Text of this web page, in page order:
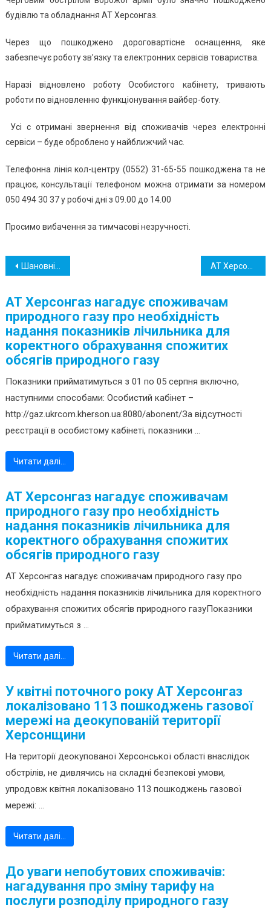
будівлю та обладнання АТ Херсонгаз.
Через що пошкоджено дороговартісне оснащення, яке
забезпечує роботу зв’язку та електронних сервісів товариства.
Наразі відновлено роботу Особистого кабінету, тривають
роботи по відновленню функціонування вайбер-боту.
Усі с отримані звернення від споживачів через електронні
сервіси – буде оброблено у найближчий час.
Телефонна лінія кол-центру (0552) 31-65-55 пошкоджена та не
працює, консультації телефоном можна отримати за номером
050 494 30 37 у робочі дні з 09.00 до 14.00
Просимо вибачення за тимчасові незручності.
Навігація
Шановні споживачі природного газу!
АТ Херсонгаз нагадує споживачам
природного газу про необхідність
надання показників лічильника для
коректного обрахування спожитих
обсягів природного газу
Показники прийматимуться з 01 по 05 серпня включно,
наступними способами: Особистий кабінет –
http://gaz.ukrcom.kherson.ua:8080/abonent/За відсутності
реєстрації в особистому кабінеті, показники ...
Читати далі…
АТ Херсонгаз нагадує споживачам
природного газу про необхідність
надання показників лічильника для
коректного обрахування спожитих
обсягів природного газу
АТ Херсонгаз нагадує споживачам природного газу про
необхідність надання показників лічильника для коректного
обрахування спожитих обсягів природного газуПоказники
прийматимуться з ...
Читати далі…
У квітні поточного року АТ Херсонгаз
локалізовано 113 пошкоджень газової
мережі на деокупованій території
Херсонщини
На території деокупованої Херсонської області внаслідок
обстрілів, не дивлячись на складні безпекові умови,
упродовж квітня локалізовано 113 пошкоджень газової
мережі: ...
Читати далі…
До уваги непобутових споживачів:
нагадування про зміну тарифу на
послуги розподілу природного газу